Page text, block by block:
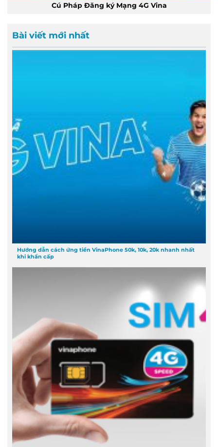
Cú Pháp Đăng ký Mạng 4G Vina
Bài viết mới nhất
Hướng dẫn cách ứng tiền VinaPhone 50k, 10k, 20k nhanh nhất
khi khẩn cấp